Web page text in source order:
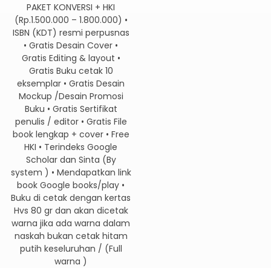
PAKET KONVERSI + HKI
(Rp.1.500.000 – 1.800.000) •
ISBN (KDT) resmi perpusnas
• Gratis Desain Cover •
Gratis Editing & layout •
Gratis Buku cetak 10
eksemplar • Gratis Desain
Mockup /Desain Promosi
Buku • Gratis Sertifikat
penulis / editor • Gratis File
book lengkap + cover • Free
HKI • Terindeks Google
Scholar dan Sinta (By
system ) • Mendapatkan link
book Google books/play •
Buku di cetak dengan kertas
Hvs 80 gr dan akan dicetak
warna jika ada warna dalam
naskah bukan cetak hitam
putih keseluruhan / (Full
warna )